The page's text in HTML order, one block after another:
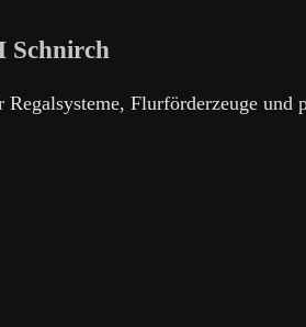
Schnirch
Flurförderzeuge und